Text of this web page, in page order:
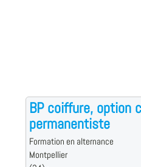
BP coiffure, option
permanentiste
Formation en alternance
Montpellier